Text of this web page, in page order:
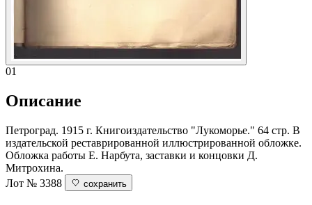
01
Описание
Петроград. 1915 г. Книгоиздательство "Лукоморье." 64 стр. В
издательской реставрированной иллюстрированной обложке.
Обложка работы Е. Нарбута, заставки и концовки Д.
Митрохина.
Лот № 3388
сохранить